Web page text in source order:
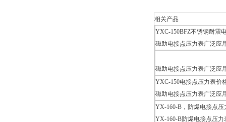
相关产品
YXC-150BFZ不锈钢耐震
磁助电接点压力表广泛应
磁助电接点压力表广泛应
YXC-150电接点压力表价
磁助电接点压力表广泛应
YX-160-B，防爆电接点压
YX-160-B防爆电接点压